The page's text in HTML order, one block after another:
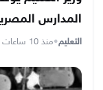
المدارس
التعليم•منذ 10 ساعات